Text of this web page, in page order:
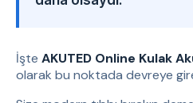
İşte AKUTED Online Kulak
olarak bu noktada devreye